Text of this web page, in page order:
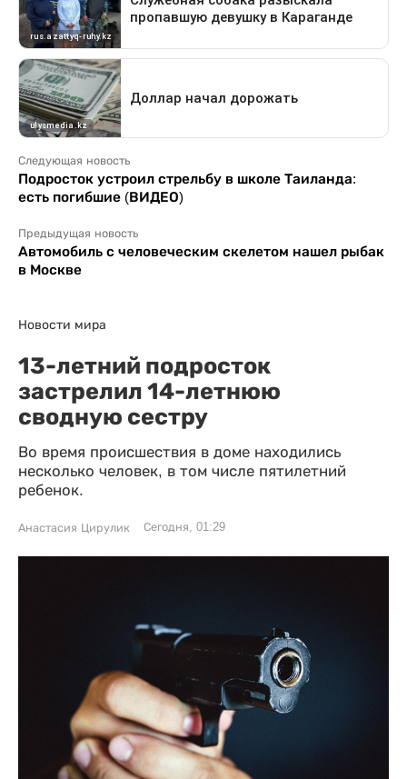
Следующая новость
Подросток устроил стрельбу в школе Таиланда:
есть погибшие (ВИДЕО)
Предыдущая новость
Автомобиль с человеческим скелетом нашел рыбак
в Москве
Новости мира
13-летний подросток
застрелил 14-летнюю
сводную сестру
Во время происшествия в доме находились
несколько человек, в том числе пятилетний
ребенок.
Анастасия Цирулик Сегодня, 01:29